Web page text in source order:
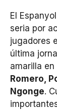
El
seria por
jugadores
última
amarilla en
Romero,
Ngonge.